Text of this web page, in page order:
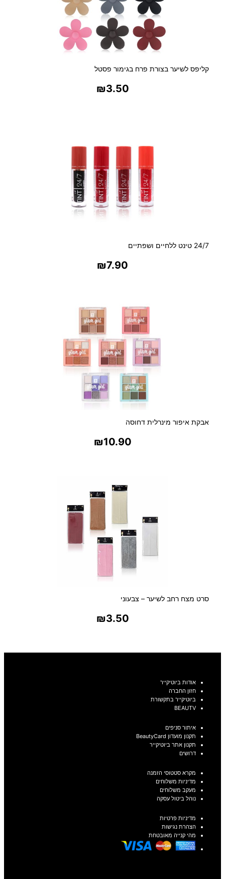
קליפס לשיער בצורת פרח בגימור פסטל
₪3.50
24/7 טינט ללחיים ושפתיים
₪7.90
אבקת איפור מינרלית דחוסה
₪10.90
סרט מצח רחב לשיער – צבעוני
₪3.50
אודות ביוטיקייר
חזון החברה
ביוטיקייר בתקשורת
BEAUTV
איתור סניפים
תקנון מועדון BeautyCard
תקנון אתר ביוטיקייר
דרושים
מקרא סטטוסי הזמנה
מדיניות משלוחים
מעקב משלוחים
נוהל ביטול עסקה
מדיניות פרטיות
הצהרת נגישות
מהי קנייה מאובטחת